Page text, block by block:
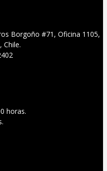
Borgoño #71, Oficina 1105,
Chile.
horas.